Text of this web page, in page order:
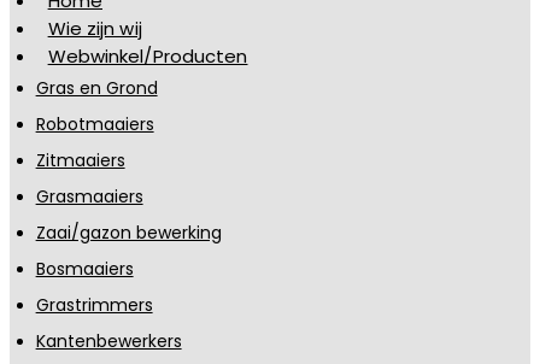
Wie zijn wij
Webwinkel/Producten
Gras en Grond
Robotmaaiers
Zitmaaiers
Grasmaaiers
Zaai/gazon bewerking
Bosmaaiers
Grastrimmers
Kantenbewerkers